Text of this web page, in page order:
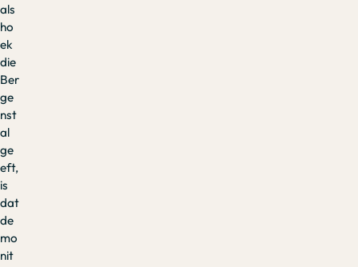
als
ho
ek
die
Ber
ge
nst
al
ge
eft,
is
dat
de
mo
nit